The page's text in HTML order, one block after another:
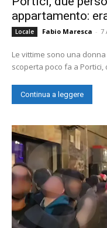
appartamento:
Locale Fabio Maresca - 7
Le vittime sono una
scoperta poco fa a
Continua a leggere